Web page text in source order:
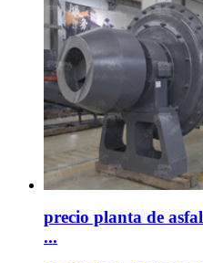
precio planta de
...